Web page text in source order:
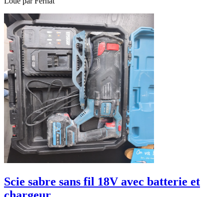
Scie sabre sans fil 18V avec batterie et